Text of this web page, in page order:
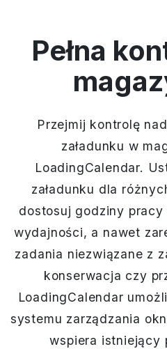
Pełna
Przejmij kontrolę
załadunku w
LoadingCalendar.
załadunku dla
dostosuj godziny
wydajności, a nawet
zadania niezwiązane z
konserwacja czy
LoadingCalendar
systemu zarządzania
wspiera istniejący